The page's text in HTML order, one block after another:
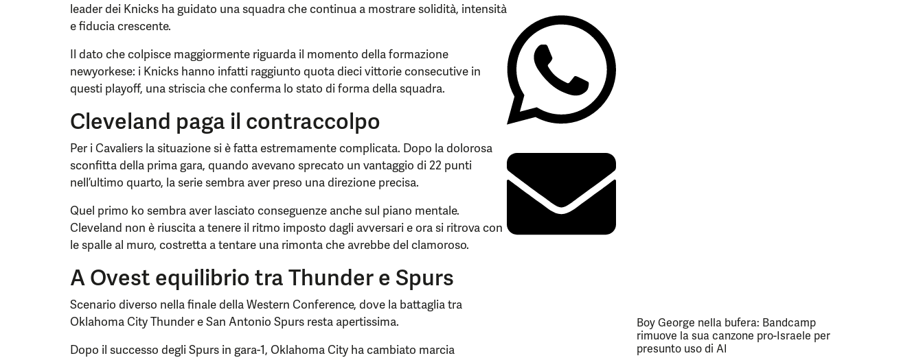
leader dei Knicks ha guidato una squadra che continua a mostrare solidità, intensità
e fiducia crescente.
Il dato che colpisce maggiormente riguarda il momento della formazione
newyorkese: i Knicks hanno infatti raggiunto quota dieci vittorie consecutive in
questi playoff, una striscia che conferma lo stato di forma della squadra.
Cleveland paga il contraccolpo
Per i Cavaliers la situazione si è fatta estremamente complicata. Dopo la dolorosa
sconfitta della prima gara, quando avevano sprecato un vantaggio di 22 punti
nell’ultimo quarto, la serie sembra aver preso una direzione precisa.
Quel primo ko sembra aver lasciato conseguenze anche sul piano mentale.
Cleveland non è riuscita a tenere il ritmo imposto dagli avversari e ora si ritrova con
le spalle al muro, costretta a tentare una rimonta che avrebbe del clamoroso.
A Ovest equilibrio tra Thunder e Spurs
Scenario diverso nella finale della Western Conference, dove la battaglia tra
Oklahoma City Thunder e San Antonio Spurs resta apertissima.
Dopo il successo degli Spurs in gara-1, Oklahoma City ha cambiato marcia
Boy George nella bufera: Bandcamp
rimuove la sua canzone pro-Israele per
presunto uso di AI